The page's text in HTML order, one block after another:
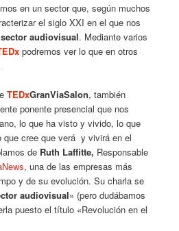
en un sector que, según muchos
el siglo XXI en el que nos
sector audiovisual. Mediante varios
podremos ver lo que en otros
TEDxGranViaSalon, también
ponente presencial que nos
lo que ha visto y vivido, lo que
cree que verá y vivirá en el
de Ruth Laffitte, Responsable
, una de las empresas más
y de su evolución. Su charla se
audiovisual» (pero dudábamos
puesto el título «Revolución en el